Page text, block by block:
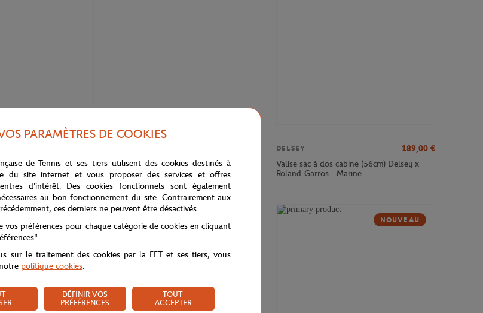
Delsey x
Valise cabine Cadence (55cm) Delsey x
Roland-Garros - Marine
DELSEY 189,00 €
Valise sac à dos cabine (56cm) Delsey x
Roland-Garros - Marine
NOUVEAU
PARAMÈTRES DE COOKIES
de Tennis et ses tiers utilisent des cookies destinés à
du site internet et vous proposer des services et offres
d'intérêt. Des cookies fonctionnels sont également
au bon fonctionnement du site. Contrairement aux
ces derniers ne peuvent être désactivés.
vos préférences pour chaque catégorie de cookies en cliquant
sur le traitement des cookies par la FFT et ses tiers, vous
politique cookies.
DÉFINIR VOS
PRÉFÉRENCES
TOUT
ACCEPTER